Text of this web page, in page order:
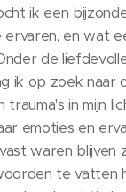
ik een
ervaren, en wat
de
ik op zoek naar
trauma's in mijn
emoties en
waren blijven
te vatten